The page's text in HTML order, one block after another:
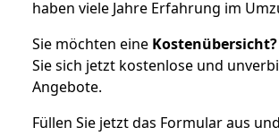
haben viele Jahre Erfahrung im
Sie möchten eine Kostenübersicht?
Sie sich jetzt kostenlose und
Angebote.
Füllen Sie jetzt das Formular aus